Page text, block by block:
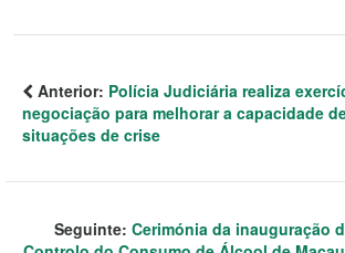
Anterior: Polícia Judiciária realiza
negociação para melhorar a capacidade
situações de crise
Seguinte: Cerimónia da inauguração